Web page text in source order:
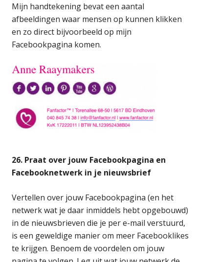
Mijn handtekening bevat een aantal
afbeeldingen waar mensen op kunnen klikken
en zo direct bijvoorbeeld op mijn
Facebookpagina komen.
26. Praat over jouw Facebookpagina en
Facebooknetwerk in je nieuwsbrief
Vertellen over jouw Facebookpagina (en het
netwerk wat je daar inmiddels hebt opgebouwd)
in de nieuwsbrieven die je per e-mail verstuurd,
is een geweldige manier om meer Facebooklikes
te krijgen. Benoem de voordelen om jouw